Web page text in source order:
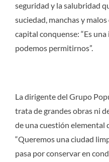
seguridad y la salubridad
suciedad, manchas y
capital conquense: “Es
podemos permitirnos”.
La dirigente del Grupo
trata de grandes obras ni
de una cuestión elemental
“Queremos una ciudad
pasa por conservar en